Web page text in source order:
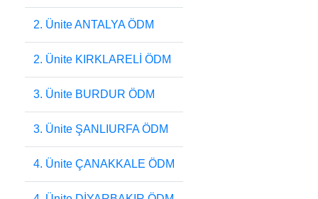
2. Ünite ANTALYA ÖDM
2. Ünite KIRKLARELİ ÖDM
3. Ünite BURDUR ÖDM
3. Ünite ŞANLIURFA ÖDM
4. Ünite ÇANAKKALE ÖDM